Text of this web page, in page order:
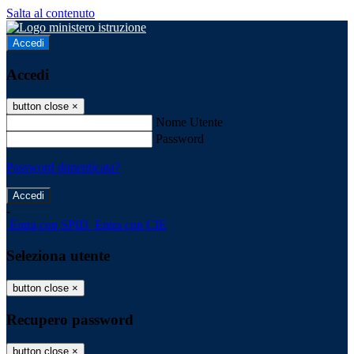
Salta al contenuto
Accedi
Accedi
button close ×
Nome Utente
Password
Password dimenticata?
-
Entra con SPID Entra con CIE
Seleziona utente
button close ×
Recupero password
button close ×